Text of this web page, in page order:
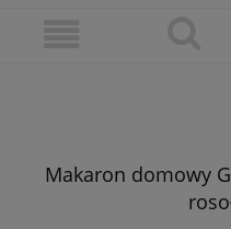
Makaron domowy